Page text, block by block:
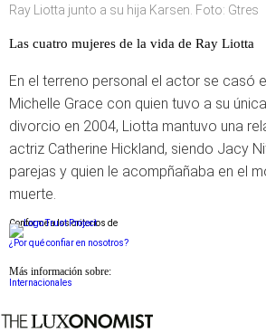
Ray Liotta junto a su hija Karsen. Foto: Gtres
Las cuatro mujeres de la vida de Ray Liotta
En el terreno personal el actor se casó
Michelle Grace con quien tuvo a su
divorcio en 2004, Liotta mantuvo una
actriz Catherine Hickland, siendo Jacy
parejas y quien le acompñañaba en el
muerte.
Conforme a los criterios de
¿Por qué confiar en nosotros?
Más información sobre:
Internacionales